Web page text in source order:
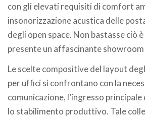
con gli elevati requisiti di comfort
insonorizzazione acustica delle
degli open space. Non bastasse ciò
presente un affascinante
Le scelte compositive del layout
per uffici si confrontano con la
comunicazione, l’ingresso
lo stabilimento produttivo. Tale